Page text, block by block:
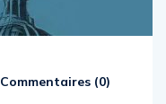
Commentaires (0)